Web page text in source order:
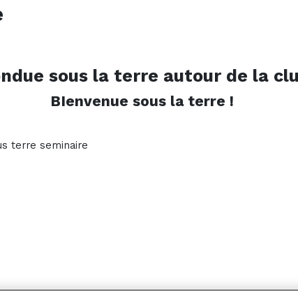
sous la terre autour de la
BIenvenue sous la terre !